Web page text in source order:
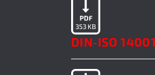
PDF
353 KB
DIN-ISO